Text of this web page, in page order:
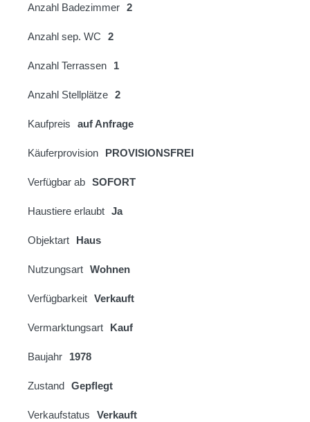
Anzahl Badezimmer 2
Anzahl sep. WC 2
Anzahl Terrassen 1
Anzahl Stellplätze 2
Kaufpreis auf Anfrage
Käuferprovision PROVISIONSFREI
Verfügbar ab SOFORT
Haustiere erlaubt Ja
Objektart Haus
Nutzungsart Wohnen
Verfügbarkeit Verkauft
Vermarktungsart Kauf
Baujahr 1978
Zustand Gepflegt
Verkaufstatus Verkauft